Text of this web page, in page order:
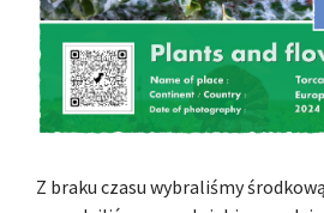
Z braku czasu wybraliśmy